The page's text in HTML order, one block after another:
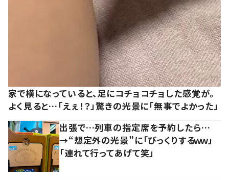
家で横になっていると、足にコチョコチョした感覚が。
よく見ると…「えぇ！？」驚きの光景に「無事でよかった」
出張で…列車の指定席を予約したら…
→“想定外の光景”に「びっくりするｗｗ」
「連れて行ってあげて笑」